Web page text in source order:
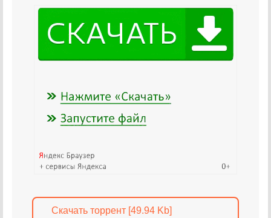
Скачать торрент [49.94 Kb]